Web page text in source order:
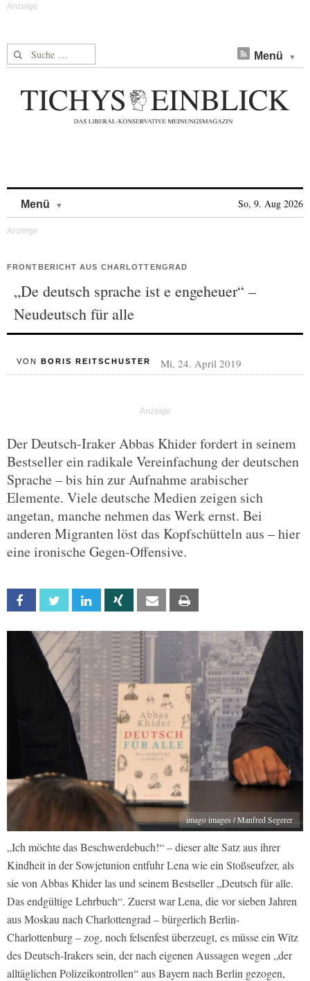
Suche nach: Menü
Menü So, 9. Aug 2026
FRONTBERICHT AUS CHARLOTTENGRAD
„De deutsch sprache ist e engeheuer“ –
Neudeutsch für alle
VON BORIS REITSCHUSTER Mi, 24. April 2019
Der Deutsch-Iraker Abbas Khider fordert in seinem
Bestseller ein radikale Vereinfachung der deutschen
Sprache – bis hin zur Aufnahme arabischer
Elemente. Viele deutsche Medien zeigen sich
angetan, manche nehmen das Werk ernst. Bei
anderen Migranten löst das Kopfschütteln aus – hier
eine ironische Gegen-Offensive.
Facebook Twitter Linkedin Xing Email
imago images / Manfred Segerer
„Ich möchte das Beschwerdebuch!“ – dieser alte Satz aus ihrer
Kindheit in der Sowjetunion entfuhr Lena wie ein Stoßseufzer, als
sie von Abbas Khider las und seinem Bestseller „Deutsch für alle.
Das endgültige Lehrbuch“. Zuerst war Lena, die vor sieben Jahren
aus Moskau nach Charlottengrad – bürgerlich Berlin-
Charlottenburg – zog, noch felsenfest überzeugt, es müsse ein Witz
des Deutsch-Irakers sein, der nach eigenen Aussagen wegen „der
alltäglichen Polizeikontrollen“ aus Bayern nach Berlin gezogen,